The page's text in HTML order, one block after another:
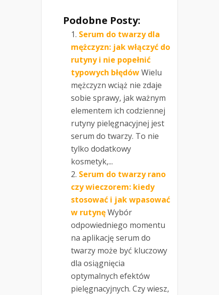
Podobne Posty:
Serum do twarzy dla
mężczyzn: jak włączyć do
rutyny i nie popełnić
typowych błędówWielu
mężczyzn wciąż nie zdaje
sobie sprawy, jak ważnym
elementem ich codziennej
rutyny pielęgnacyjnej jest
serum do twarzy. To nie
tylko dodatkowy
kosmetyk,...
Serum do twarzy rano
czy wieczorem: kiedy
stosować i jak wpasować
w rutynęWybór
odpowiedniego momentu
na aplikację serum do
twarzy może być kluczowy
dla osiągnięcia
optymalnych efektów
pielęgnacyjnych. Czy wiesz,